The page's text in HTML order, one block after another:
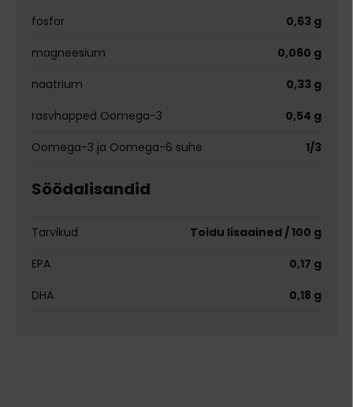
fosfor
0,63 g
magneesium
0,060 g
naatrium
0,33 g
rasvhapped Oomega-3
0,54 g
Oomega-3 ja Oomega-6 suhe
1/3
Söödalisandid
Tarvikud
Toidu lisaained / 100 g
EPA
0,17 g
DHA
0,18 g